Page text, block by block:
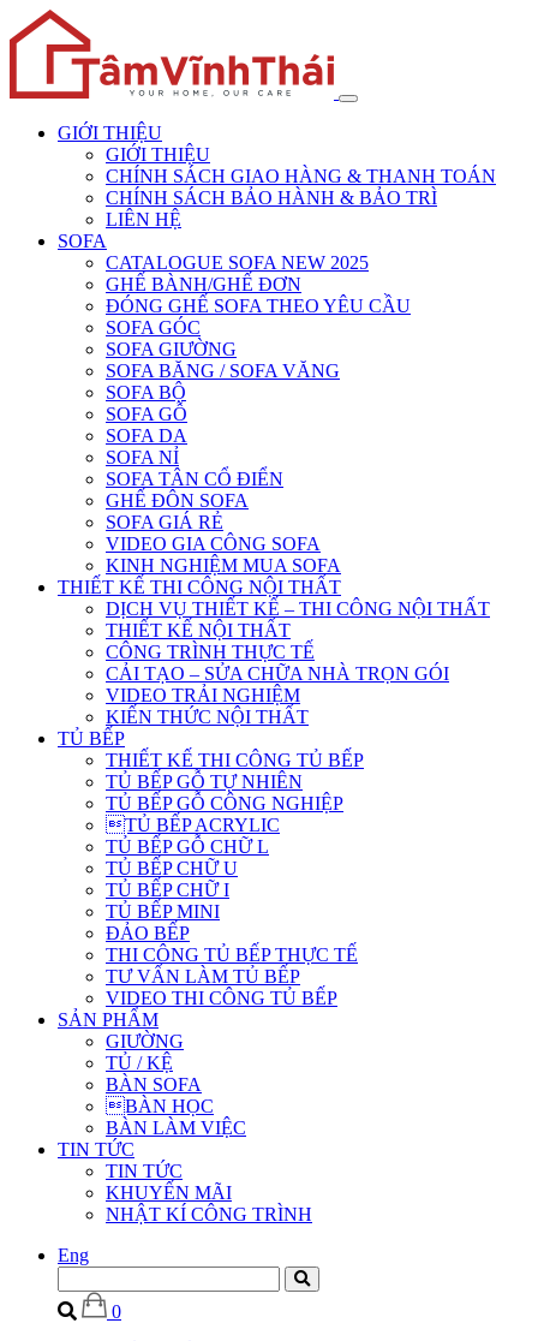
GIỚI THIỆU
GIỚI THIỆU
CHÍNH SÁCH GIAO HÀNG & THANH TOÁN
CHÍNH SÁCH BẢO HÀNH & BẢO TRÌ
LIÊN HỆ
SOFA
CATALOGUE SOFA NEW 2025
GHẾ BÀNH/GHẾ ĐƠN
ĐÓNG GHẾ SOFA THEO YÊU CẦU
SOFA GÓC
SOFA GIƯỜNG
SOFA BĂNG / SOFA VĂNG
SOFA BỘ
SOFA GỖ
SOFA DA
SOFA NỈ
SOFA TÂN CỔ ĐIỂN
GHẾ ĐÔN SOFA
SOFA GIÁ RẺ
VIDEO GIA CÔNG SOFA
KINH NGHIỆM MUA SOFA
THIẾT KẾ THI CÔNG NỘI THẤT
DỊCH VỤ THIẾT KẾ – THI CÔNG NỘI THẤT
THIẾT KẾ NỘI THẤT
CÔNG TRÌNH THỰC TẾ
CẢI TẠO – SỬA CHỮA NHÀ TRỌN GÓI
VIDEO TRẢI NGHIỆM
KIẾN THỨC NỘI THẤT
TỦ BẾP
THIẾT KẾ THI CÔNG TỦ BẾP
TỦ BẾP GỖ TỰ NHIÊN
TỦ BẾP GỖ CÔNG NGHIỆP
TỦ BẾP ACRYLIC
TỦ BẾP GỖ CHỮ L
TỦ BẾP CHỮ U
TỦ BẾP CHỮ I
TỦ BẾP MINI
ĐẢO BẾP
THI CÔNG TỦ BẾP THỰC TẾ
TƯ VẤN LÀM TỦ BẾP
VIDEO THI CÔNG TỦ BẾP
SẢN PHẨM
GIƯỜNG
TỦ / KỆ
BÀN SOFA
BÀN HỌC
BÀN LÀM VIỆC
TIN TỨC
TIN TỨC
KHUYẾN MÃI
NHẬT KÍ CÔNG TRÌNH
Eng
0